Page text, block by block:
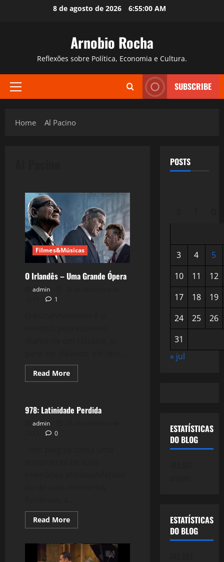
8 de agosto de 2026 6:55:01 AM
Arnobio Rocha
Reflexões sobre Política, Economia e Cultura.
Primary
SUBSCRIBE
Home Al Pacino
Filmes&Músicas
O Irlandês – Uma Grande Ópera
admin
1
Read MoreRead
more
–
Uma
Reflexões
978: Latinidade Perdida
admin
0
Read MoreRead
more
Latinidade
Perdida
POSTS
3 4
5
10
11
12
17
18
19
24
25
26
31
« jul
ESTATÍSTICAS
DO BLOG
ESTATÍSTICAS
DO BLOG